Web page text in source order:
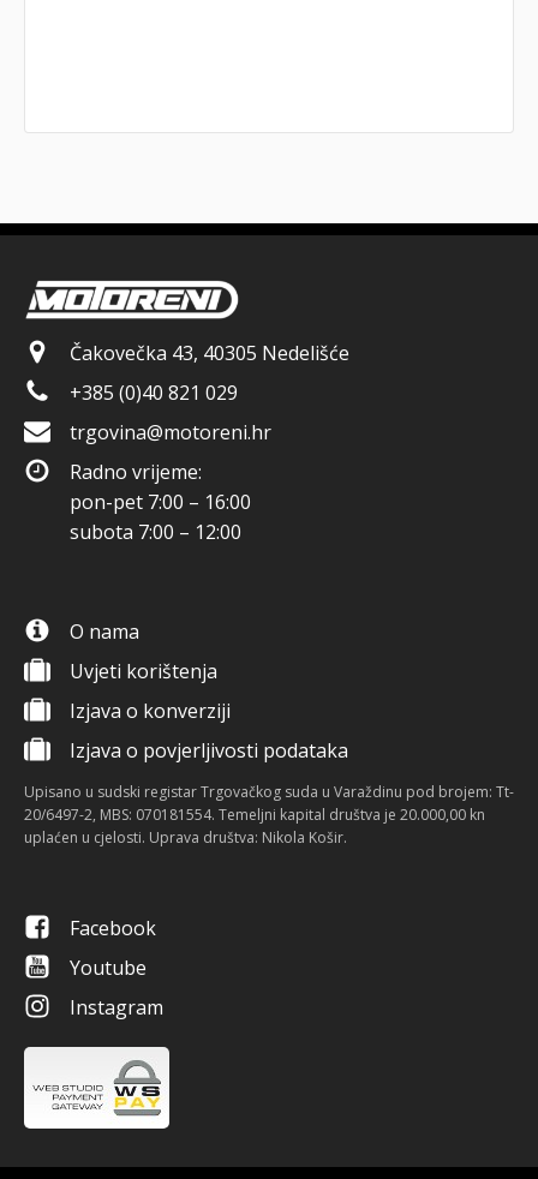
Čakovečka 43, 40305 Nedelišće
+385 (0)40 821 029
trgovina@motoreni.hr
Radno vrijeme:
pon-pet 7:00 – 16:00
subota 7:00 – 12:00
O nama
Uvjeti korištenja
Izjava o konverziji
Izjava o povjerljivosti podataka
Upisano u sudski registar Trgovačkog suda u Varaždinu pod brojem: Tt-
20/6497-2, MBS: 070181554. Temeljni kapital društva je 20.000,00 kn
uplaćen u cjelosti. Uprava društva: Nikola Košir.
Facebook
Youtube
Instagram